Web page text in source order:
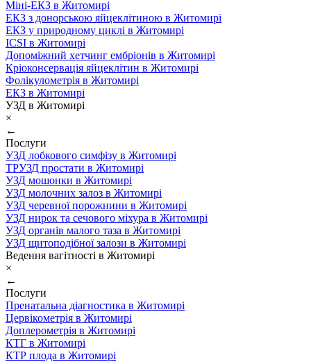
Міні-ЕКЗ в Житомирі
ЕКЗ з донорською яйцеклітиною в Житомирі
ЕКЗ у природному циклі в Житомирі
ICSI в Житомирі
Допоміжний хетчинг ембріонів в Житомирі
Кріоконсервація яйцеклітин в Житомирі
Фолікулометрія в Житомирі
ЕКЗ в Житомирі
УЗД в Житомирі
×
←
Послуги
УЗД лобкового симфізу в Житомирі
ТРУЗД простати в Житомирі
УЗД мошонки в Житомирі
УЗД молочних залоз в Житомирі
УЗД черевної порожнини в Житомирі
УЗД нирок та сечового міхура в Житомирі
УЗД органів малого таза в Житомирі
УЗД щитоподібної залози в Житомирі
Ведення вагітності в Житомирі
×
←
Послуги
Пренатальна діагностика в Житомирі
Цервікометрія в Житомирі
Доплерометрія в Житомирі
КТГ в Житомирі
КТР плода в Житомирі